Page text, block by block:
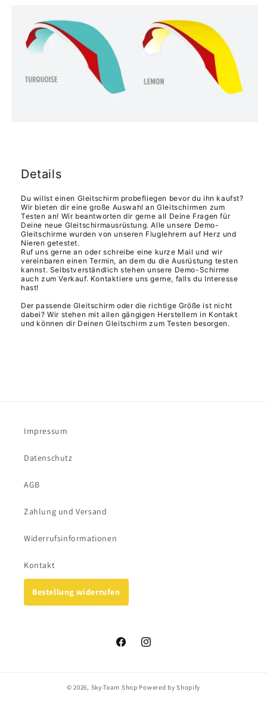
Details
Du willst einen Gleitschirm probefliegen bevor du ihn kaufst?
Wir bieten dir eine große Auswahl an Gleitschirmen zum
Testen an! Wir beantworten dir gerne all Deine Fragen für
Deine neue Gleitschirmausrüstung. Alle unsere Demo-
Gleitschirme wurden von unseren Fluglehrern auf Herz und
Nieren getestet.
Ruf uns gerne an oder schreibe eine kurze Mail und wir
vereinbaren einen Termin, an dem du die Ausrüstung testen
kannst. Selbstverständlich stehen unsere Demo-Schirme
auch zum Verkauf. Kontaktiere uns gerne, falls du Interesse
hast!
Der passende Gleitschirm oder die richtige Größe ist nicht
dabei? Wir stehen mit allen gängigen Herstellern in Kontakt
und können dir Deinen Gleitschirm zum Testen besorgen.
Impressum
Datenschutz
AGB
Zahlung und Versand
Widerrufsinformationen
Kontakt
Bestellung widerrufen
FacebookInstagram
© 2026, Sky-Team Shop Powered by Shopify